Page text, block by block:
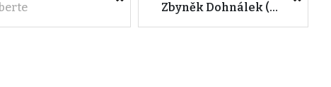
Zbyněk Dohnálek (Frami real)